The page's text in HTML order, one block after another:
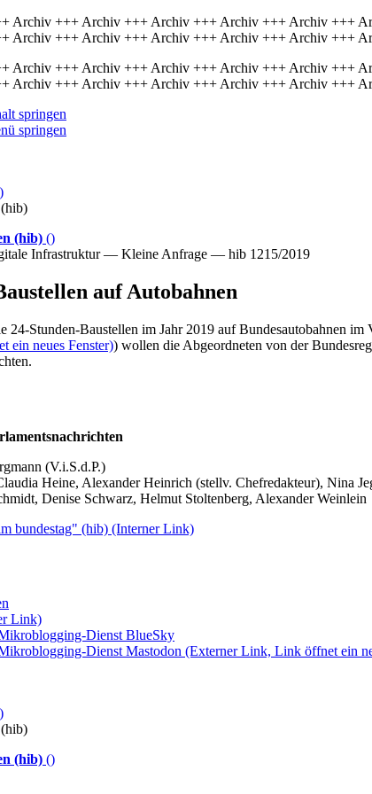
Archiv +++ Archiv +++ Archiv +++ Archiv +++ Archiv +++
Archiv +++ Archiv +++ Archiv +++ Archiv +++ Archiv +++
Archiv +++ Archiv +++ Archiv +++ Archiv +++ Archiv +++
Archiv +++ Archiv +++ Archiv +++ Archiv +++ Archiv +++
springen
springen
(hib) ()
Infrastruktur — Kleine Anfrage — hib 1215/2019
auf Autobahnen
Stunden-Baustellen im Jahr 2019 auf Bundesautobahnen
ein neues Fenster)) wollen die Abgeordneten von der
(V.i.S.d.P.)
Heine, Alexander Heinrich (stellv. Chefredakteur), Nina
Denise Schwarz, Helmut Stoltenberg, Alexander Weinlein
bundestag" (hib) (Interner Link)
Link)
Dienst BlueSky
Dienst Mastodon (Externer Link, Link öffnet ein
(hib) ()